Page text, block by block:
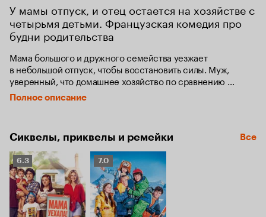
У мамы отпуск, и отец остается на хозяйстве с
четырьмя детьми. Французская комедия про
будни родительства
Мама большого и дружного семейства уезжает
в небольшой отпуск, чтобы восстановить силы. Муж,
уверенный, что домашнее хозяйство по сравнению
с управлением большой компанией — это пара пустяков,
смело остается с детьми. Десять дней, четыре ребенка,
Полное описание
Сиквелы, приквелы и ремейки Все
Рейтинг
Кинопоиска
6.3
6.3
Рейтинг
Кинопоиска
7.0
7.0